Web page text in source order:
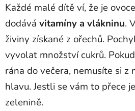
Každé malé dítě ví, že je
dodává vitamíny a vlákninu.
živiny získané z ořechů.
vyvolat množství cukrů.
rána do večera, nemusíte si z
hlavu. Jestli se vám to přece
zelenině.